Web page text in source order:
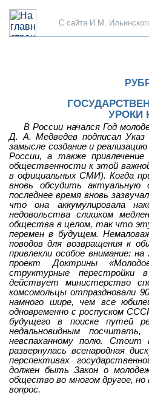
C сайта И.М.
УРОКИ
В России начался Год
Д. А. Медведев подписал Указ
замысле создание и
России, а также
общественности к этой
в официальных СМИ). Когда
вновь обсудить
последнее время вновь
что она аккумулировала
недовольства слишком
общества в целом, так что
перемен в будущем.
поводов для возвращения к
привлекли особое внимание:
проект Доктрины
структурные перестройки
действует министерство
комсомольцы отпраздновали
намного шире, чем все
одновременно с роспуском
будущего в поиске путей
недальновидным
невспаханному полю.
развернулась всенародная
перспективах
должен быть Закон о
общество во многом другое,
вопрос.